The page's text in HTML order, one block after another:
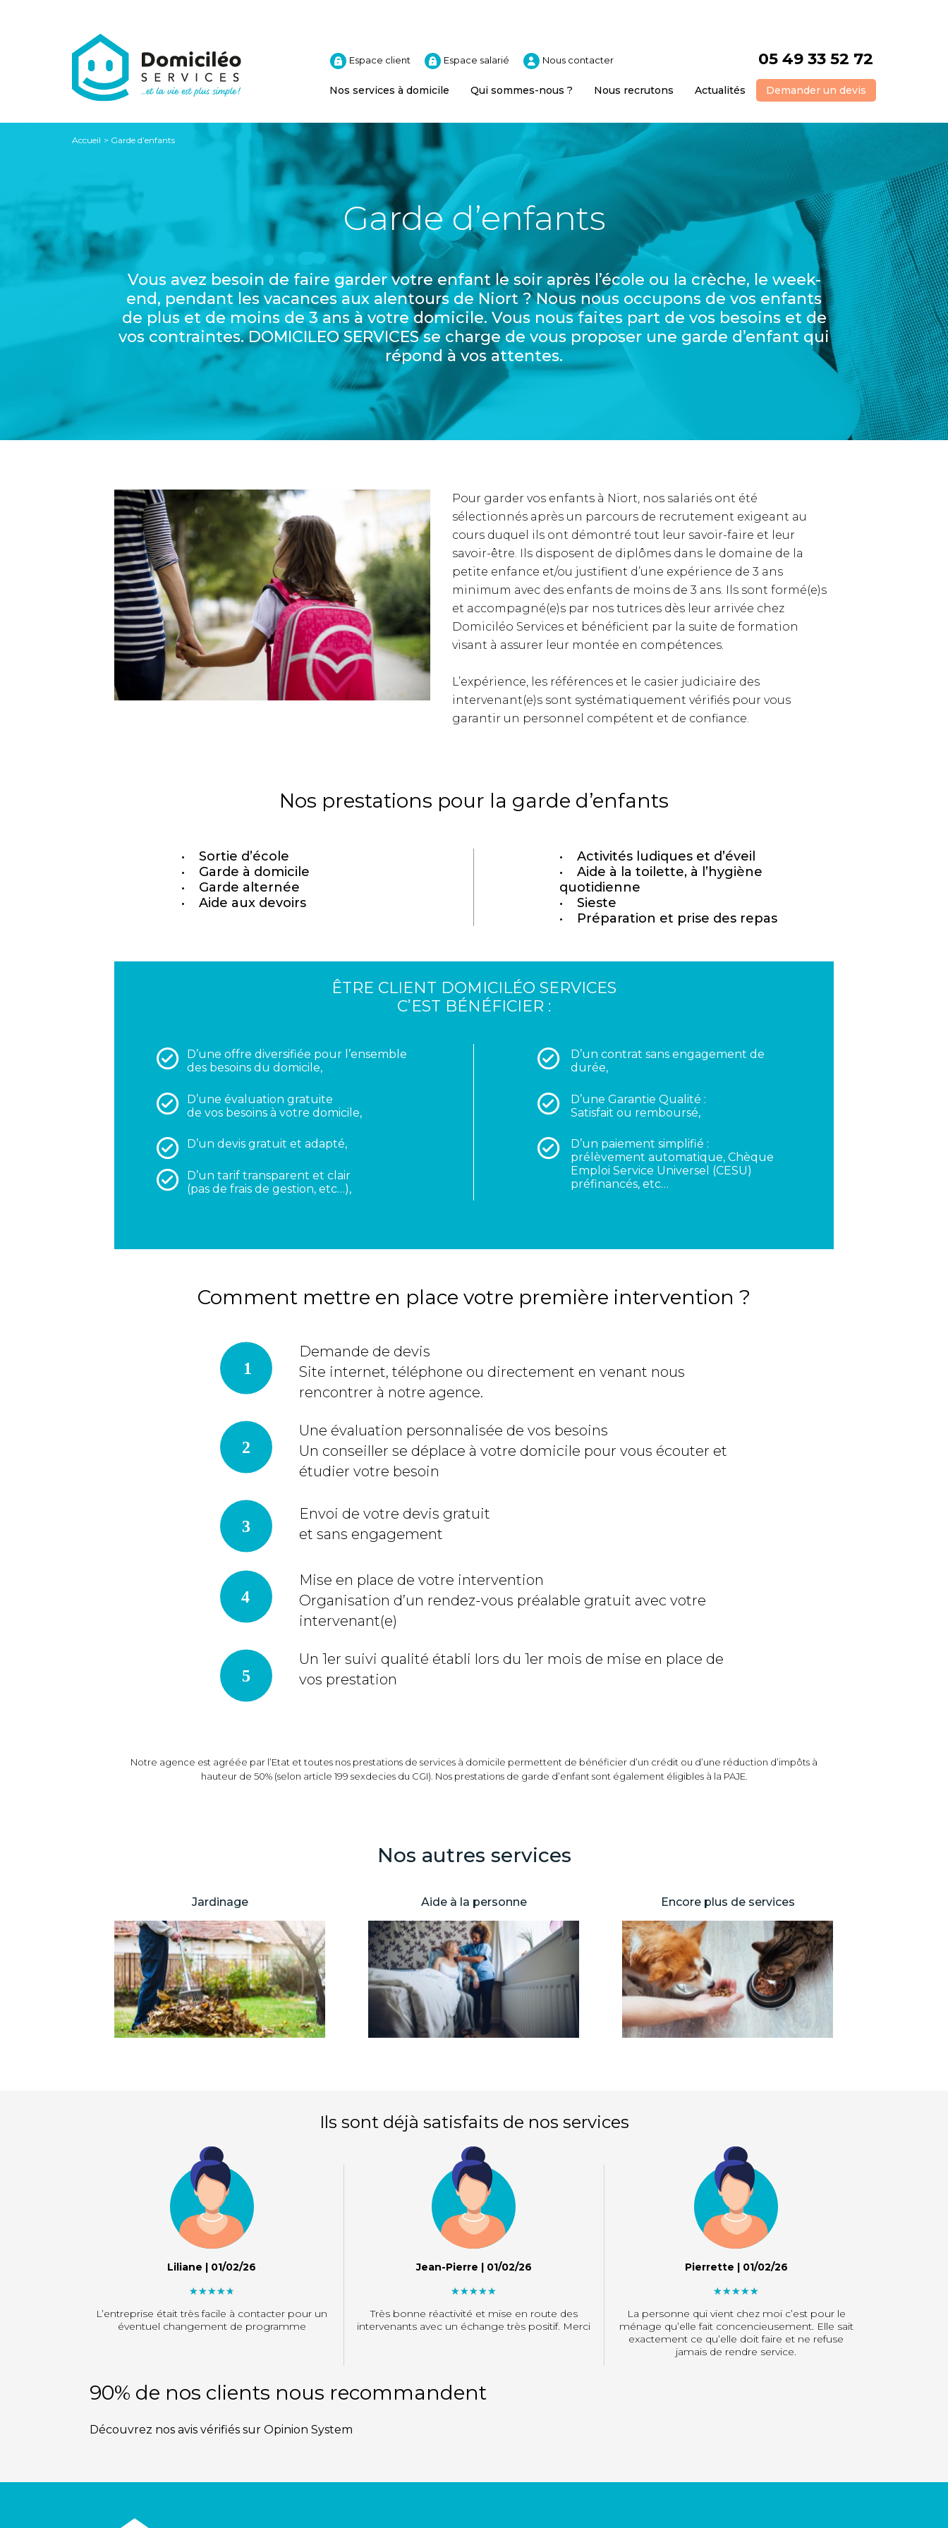
Espace client Espace salarié Nous contacter 05 49 33 52 72
Nos services à domicile Qui sommes-nous ? Nous recrutons Actualités Demander un devis
Accueil Garde d’enfants
Garde d’enfants
Vous avez besoin de faire garder votre enfant le soir après l’école ou la crèche, le week-
end, pendant les vacances aux alentours de Niort ? Nous nous occupons de vos enfants
de plus et de moins de 3 ans à votre domicile. Vous nous faites part de vos besoins et de
vos contraintes. DOMICILEO SERVICES se charge de vous proposer une garde d’enfant qui
répond à vos attentes.
Pour garder vos enfants à Niort, nos salariés ont été
sélectionnés après un parcours de recrutement exigeant au
cours duquel ils ont démontré tout leur savoir-faire et leur
savoir-être. Ils disposent de diplômes dans le domaine de la
petite enfance et/ou justifient d’une expérience de 3 ans
minimum avec des enfants de moins de 3 ans. Ils sont formé(e)s
et accompagné(e)s par nos tutrices dès leur arrivée chez
Domiciléo Services et bénéficient par la suite de formation
visant à assurer leur montée en compétences.
L’expérience, les références et le casier judiciaire des
intervenant(e)s sont systématiquement vérifiés pour vous
garantir un personnel compétent et de confiance.
Nos prestations pour la garde d’enfants
Sortie d’école
Garde à domicile
Garde alternée
Aide aux devoirs
Activités ludiques et d’éveil
Aide à la toilette, à l’hygiène
quotidienne
Sieste
Préparation et prise des repas
ÊTRE CLIENT DOMICILÉO SERVICES
C’EST BÉNÉFICIER :
D’une offre diversifiée pour l’ensemble
des besoins du domicile,
D’une évaluation gratuite
de vos besoins à votre domicile,
D’un devis gratuit et adapté,
D’un tarif transparent et clair
(pas de frais de gestion, etc…),
D’un contrat sans engagement de
durée,
D’une Garantie Qualité :
Satisfait ou remboursé,
D’un paiement simplifié :
prélèvement automatique, Chèque
Emploi Service Universel (CESU)
préfinancés, etc…
Comment mettre en place votre première intervention ?
Demande de devis
Site internet, téléphone ou directement en venant nous
rencontrer à notre agence.
Une évaluation personnalisée de vos besoins
Un conseiller se déplace à votre domicile pour vous écouter et
étudier votre besoin
Envoi de votre devis gratuit
et sans engagement
Mise en place de votre intervention
Organisation d’un rendez-vous préalable gratuit avec votre
intervenant(e)
Un 1er suivi qualité établi lors du 1er mois de mise en place de
vos prestation
Notre agence est agréée par l’Etat et toutes nos prestations de services à domicile permettent de bénéficier d’un crédit ou d’une réduction d’impôts à
hauteur de 50% (selon article 199 sexdecies du CGI). Nos prestations de garde d’enfant sont également éligibles à la PAJE.
Nos autres services
Jardinage Aide à la personne Encore plus de services
Ils sont déjà satisfaits de nos services
Liliane | 01/02/26
L’entreprise était très facile à contacter pour un
éventuel changement de programme
Jean-Pierre | 01/02/26
Très bonne réactivité et mise en route des
intervenants avec un échange très positif. Merci
Pierrette | 01/02/26
La personne qui vient chez moi c’est pour le
ménage qu’elle fait concencieusement. Elle sait
exactement ce qu’elle doit faire et ne refuse
jamais de rendre service.
90% de nos clients nous recommandent
Découvrez nos avis vérifiés sur Opinion System